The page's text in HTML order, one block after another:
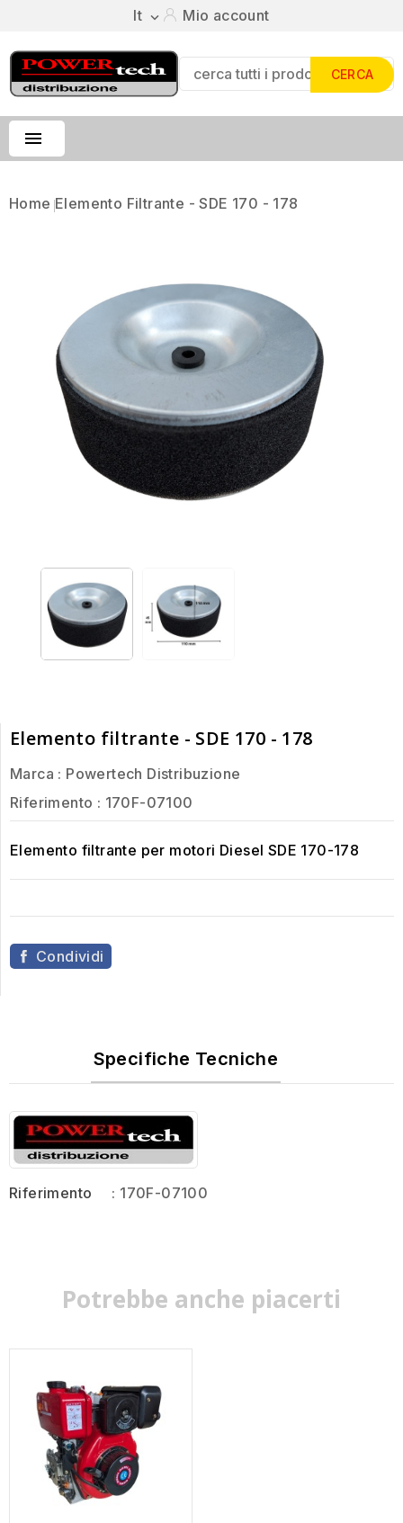
It  Mio account
CERCA

Home Elemento Filtrante - SDE 170 - 178
Elemento filtrante - SDE 170 - 178
Marca : Powertech Distribuzione
Riferimento : 170F-07100
Elemento filtrante per motori Diesel SDE 170-178
Condividi
Specifiche Tecniche
Riferimento : 170F-07100
Potrebbe anche piacerti